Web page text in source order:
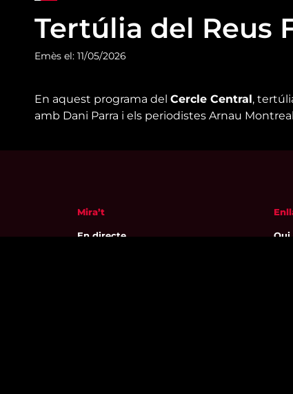
Tertúlia del Reus
Emès el: 11/05/2026
En aquest programa del Cercle Central,
amb Dani Parra i els periodistes Arnau
Mira’t
En directe
Qui